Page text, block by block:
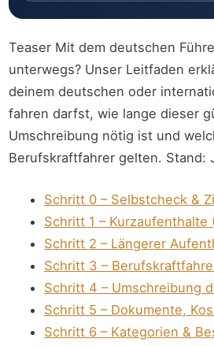
Teaser Mit dem deutschen
unterwegs? Unser Leitfaden
deinem deutschen oder
fahren darfst, wie lange dieser
Umschreibung nötig ist und
Berufskraftfahrer gelten. Stand:
Schritt 0 – Selbstcheck &
Schritt 1 – Kurzaufenthalte
Schritt 2 – Längerer
Schritt 3 –
Schritt 4 – Umschreibung
Schritt 5 – Dokumente,
Schritt 6 – Kategorien &